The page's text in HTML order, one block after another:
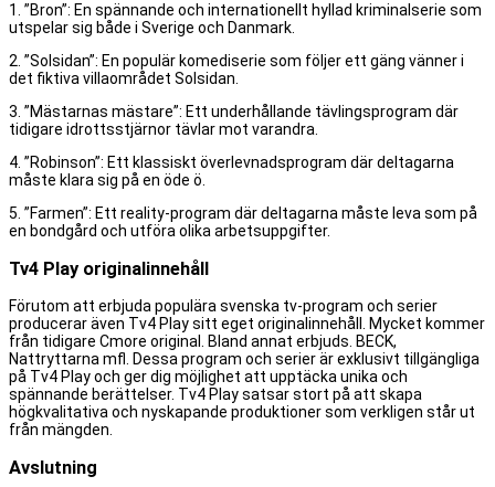
1. ”Bron”: En spännande och internationellt hyllad kriminalserie som
utspelar sig både i Sverige och Danmark.
2. ”Solsidan”: En populär komediserie som följer ett gäng vänner i
det fiktiva villaområdet Solsidan.
3. ”Mästarnas mästare”: Ett underhållande tävlingsprogram där
tidigare idrottsstjärnor tävlar mot varandra.
4. ”Robinson”: Ett klassiskt överlevnadsprogram där deltagarna
måste klara sig på en öde ö.
5. ”Farmen”: Ett reality-program där deltagarna måste leva som på
en bondgård och utföra olika arbetsuppgifter.
Tv4 Play originalinnehåll
Förutom att erbjuda populära svenska tv-program och serier
producerar även Tv4 Play sitt eget originalinnehåll. Mycket kommer
från tidigare Cmore original. Bland annat erbjuds. BECK,
Nattryttarna mfl. Dessa program och serier är exklusivt tillgängliga
på Tv4 Play och ger dig möjlighet att upptäcka unika och
spännande berättelser. Tv4 Play satsar stort på att skapa
högkvalitativa och nyskapande produktioner som verkligen står ut
från mängden.
Avslutning